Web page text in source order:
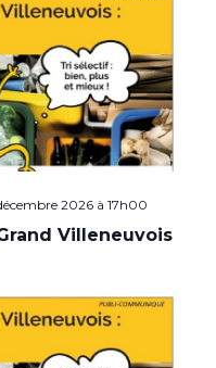
2026 à 17h00
Villeneuvois